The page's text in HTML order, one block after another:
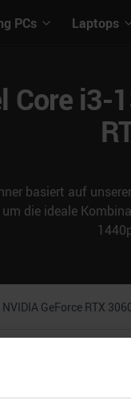
PCs Laptops
Core i3-
basiert auf
die ideale
NVIDIA GeForce RTX